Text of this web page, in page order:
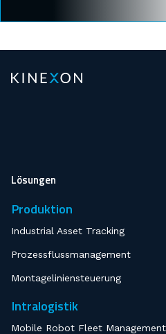
Lösungen
Produktion
Industrial Asset Tracking
Prozessflussmanagement
Montageliniensteuerung
Intralogistik
Mobile Robot Fleet Management